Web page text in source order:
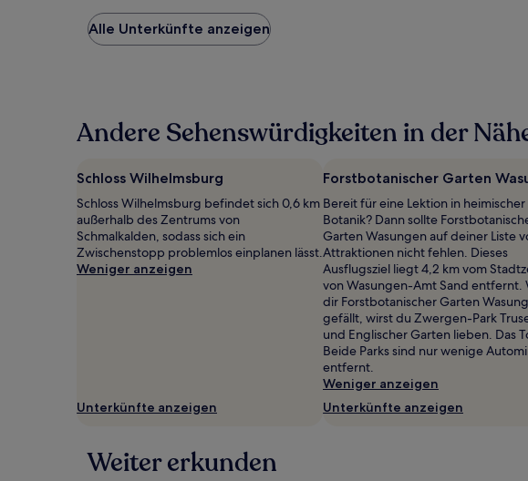
der
niedrigste
Preis
den
letzten
für
Aufenthalt
mit
1 Übernachtung
von
2 Erwachsenen
ändern.
Es
zusätzliche
Bedingungen
Alle Unterkünfte anzeigen
Andere Sehenswürdigkeiten in der
Schloss Wilhelmsburg
Schloss Wilhelmsburg befindet sich 0,6 km
außerhalb des Zentrums von
Schmalkalden, sodass sich ein
Zwischenstopp problemlos einplanen lässt.
Weniger anzeigen
Unterkünfte anzeigen
Forstbotanischer Garten
Bereit für eine Lektion in heimischer
Botanik? Dann sollte
Garten Wasungen auf deiner Liste
Attraktionen nicht fehlen. Dieses
Ausflugsziel liegt 4,2 km vom
von Wasungen-Amt Sand entfernt.
dir Forstbotanischer Garten
gefällt, wirst du Zwergen-Park
und Englischer Garten lieben. Das
Beide Parks sind nur wenige
entfernt.
Weniger anzeigen
Unterkünfte anzeigen
Weiter erkunden